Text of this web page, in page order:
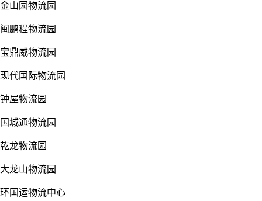
金山园物流园
闽鹏程物流园
宝鼎威物流园
现代国际物流园
钟屋物流园
国城通物流园
乾龙物流园
大龙山物流园
环国运物流中心